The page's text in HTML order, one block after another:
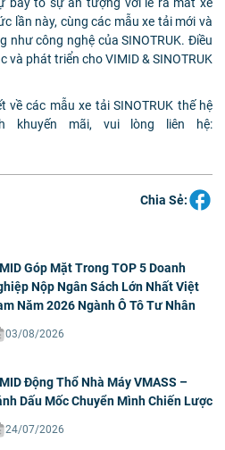
lần này, cùng các mẫu xe tải mới và
công nghệ của SINOTRUK. Điều
và phát triển cho VIMID & SINOTRUK
các mẫu xe tải SINOTRUK thế hệ
khuyến mãi, vui lòng liên hệ:
Chia Sẻ:
Góp Mặt Trong TOP 5 Doanh
Nộp Ngân Sách Lớn Nhất Việt
Năm 2026 Ngành Ô Tô Tư Nhân
03/08/2026
Động Thổ Nhà Máy VMASS –
Dấu Mốc Chuyển Mình Chiến Lược
24/07/2026